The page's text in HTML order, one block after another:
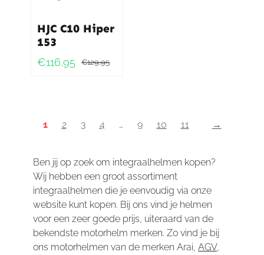
HJC C10 Hiper
153
€129,95
€116,95
1 2 3 4 … 9 10 11 →
Ben jij op zoek om integraalhelmen kopen?
Wij hebben een groot assortiment
integraalhelmen die je eenvoudig via onze
website kunt kopen. Bij ons vind je helmen
voor een zeer goede prijs, uiteraard van de
bekendste motorhelm merken. Zo vind je bij
ons motorhelmen van de merken Arai,AGV,